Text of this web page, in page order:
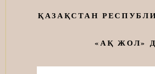
ҚАЗАҚСТАН
«АҚ ЖОЛ»